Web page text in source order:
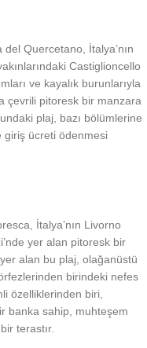
Quercetano, İtalya’nın
Castiglioncello
ve kayalık burunlarıyla
çevrili pitoresk bir manzara
plaj, bazı bölümlerine
giriş ücreti ödenmesi
İtalya’nın Livorno
yer alan pitoresk bir
yer alan bu plaj, olağanüstü
birindeki nefes
özelliklerinden biri,
banka sahip, muhteşem
terastır.